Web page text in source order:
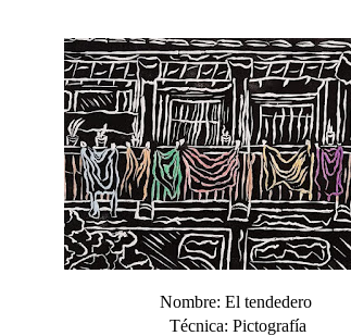
Nombre: El tendedero
Técnica: Pictografía